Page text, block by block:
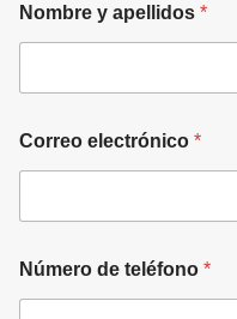
Nombre y apellidos *
Correo electrónico *
Número de teléfono *